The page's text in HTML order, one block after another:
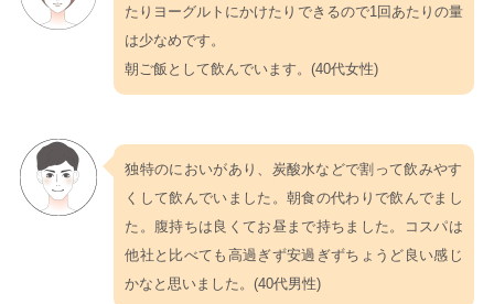
たりヨーグルトにかけたりできるので1回あたりの量
は少なめです。
朝ご飯として飲んでいます。(40代女性)
独特のにおいがあり、炭酸水などで割って飲みやす
くして飲んでいました。朝食の代わりで飲んでまし
た。腹持ちは良くてお昼まで持ちました。コスパは
他社と比べても高過ぎず安過ぎずちょうど良い感じ
かなと思いました。(40代男性)